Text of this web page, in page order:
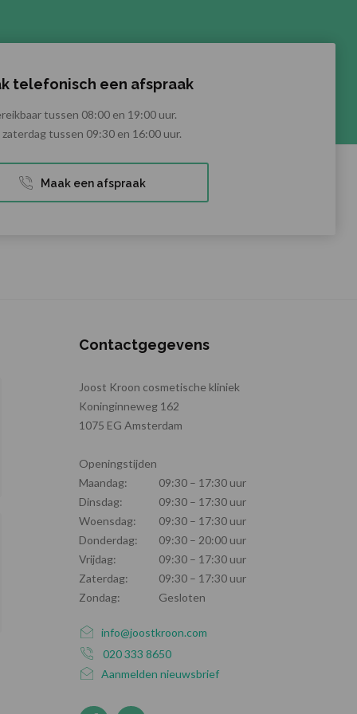
telefonisch een afspraak
tussen 08:00 en 19:00 uur.
tussen 09:30 en 16:00 uur.
Maak een afspraak
Contactgegevens
Joost Kroon cosmetische kliniek
Koninginneweg 162
1075 EG Amsterdam
Openingstijden
Maandag:
09:30 – 17:30 uur
Dinsdag:
09:30 – 17:30 uur
Woensdag:
09:30 – 17:30 uur
Donderdag:
09:30 – 20:00 uur
Vrijdag:
09:30 – 17:30 uur
Zaterdag:
09:30 – 17:30 uur
Zondag:
Gesloten
info@joostkroon.com
020 333 8650
Aanmelden nieuwsbrief